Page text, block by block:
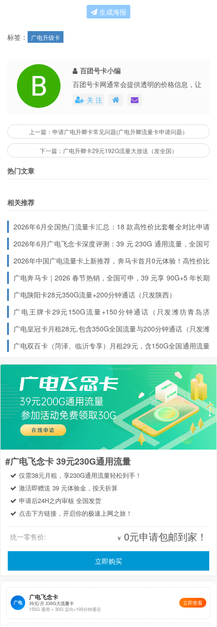
生成海报
标签： 广电升级卡
百团号卡小编
百团号卡网通常会提供透明的价格信息，让
用户能够清楚地了解到每个号卡套餐的具体
费用。这些平台还会不定期地推出各种优惠
了市场的公平竞争。
关 注
上一篇：申请广电升卿卡常见问题(广电升卿流量卡申请问题）
下一篇：广电升卿卡29元192G流量大放送（发全国）
热门文章
相关推荐
2026年6月全国热门流量卡汇总：18 款高性价比套餐全对比申请
入口（按地区分类）
2026年6月广电飞念卡深度评测：39 元 230G 通用流量，全国可
办的流量自由神器
2026年中国广电流量卡上新推荐，奔马卡首月0元体验！高性价比
大流量卡
广电奔马卡｜2026 春节热销，全国可申，39 元享 90G+5 年长期
优惠 春节期间全国正常发货
广电陕阳卡28元350G流量+200分钟通话（只发陕西）
广电王牌卡29元150G流量+150分钟通话（只发潍坊青岛济
南）
广电皇冠卡月租28元,包含350G全国流量与200分钟通话（只发潍
坊青岛济南）
广电双百卡（菏泽、临沂专享）月租29元，含150G全国通用流量
#广电飞念卡 39元230G通用流量
仅需38元月租，享230G通用流量轻松到手！
激活即赠送 39 元体验金，按天折算
申请后24H之内审核 全国发货
点击下方链接，开启你的极速上网之旅！
￥ 0元申请包邮到家！
统一零售价:
立即购买
广电
广电飞念卡
39元/月 230G大流量卡
155G 通用 + 30G 定向+100分钟通话
立即查看